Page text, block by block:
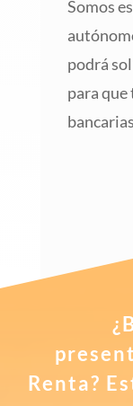
Somos
podrá
para que
Renta?